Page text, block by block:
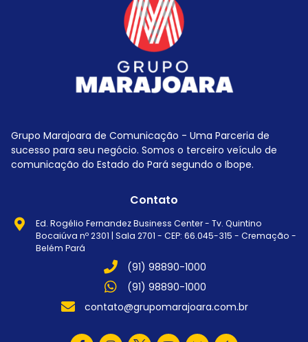
Grupo Marajoara de Comunicação - Uma Parceria de
sucesso para seu negócio. Somos o terceiro veículo de
comunicação do Estado do Pará segundo o Ibope.
Contato
Ed. Rogélio Fernandez Business Center - Tv. Quintino
Bocaiúva nº 2301 | Sala 2701 - CEP: 66.045-315 - Cremação -
Belém Pará
(91) 98890-1000
(91) 98890-1000
contato@grupomarajoara.com.br